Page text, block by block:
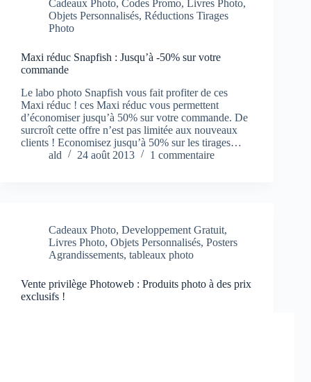
Cadeaux Photo, Codes Promo, Livres Photo,
Objets Personnalisés, Réductions Tirages
Photo
Maxi réduc Snapfish : Jusqu’à -50% sur votre
commande
Le labo photo Snapfish vous fait profiter de ces
Maxi réduc ! ces Maxi réduc vous permettent
d’économiser jusqu’à 50% sur votre commande. De
surcroît cette offre n’est pas limitée aux nouveaux
clients ! Economisez jusqu’à 50% sur les tirages…
ald
24 août 2013 1 commentaire
Cadeaux Photo, Developpement Gratuit,
Livres Photo, Objets Personnalisés, Posters
Agrandissements, tableaux photo
Vente privilège Photoweb : Produits photo à des prix
exclusifs !